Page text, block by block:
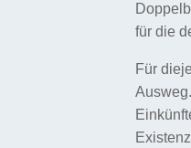
für die
Für